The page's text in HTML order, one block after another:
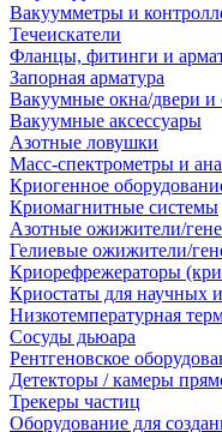
Вакуумметры и
Течеискатели
Фланцы, фитинги и
Запорная арматура
Вакуумные окна/двери
Вакуумные аксессуары
Азотные ловушки
Масс-спектрометры и
Криогенное
Криомагнитные системы
Азотные ожижители/
Гелиевые ожижители/
Криорефрежераторы
Криостаты для научных
Низкотемпературная
Сосуды дьюара
Рентгеновское
Детекторы / камеры
Трекеры частиц
Оборудование для